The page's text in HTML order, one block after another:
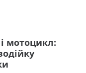
мотоцикл: